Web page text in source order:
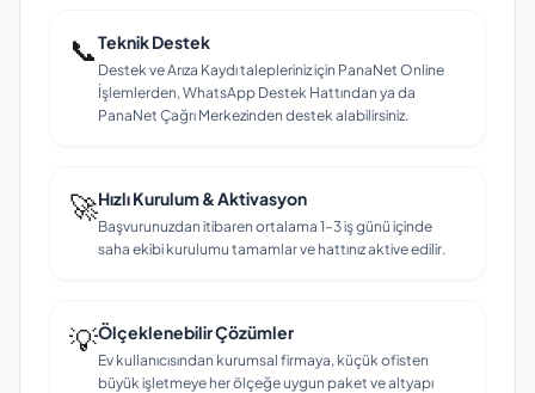
📞Teknik Destek
Destek ve Arıza Kaydı talepleriniz için PanaNet Online
İşlemlerden, WhatsApp Destek Hattından ya da
PanaNet Çağrı Merkezinden destek alabilirsiniz.
🚀Hızlı Kurulum & Aktivasyon
Başvurunuzdan itibaren ortalama 1–3 iş günü içinde
saha ekibi kurulumu tamamlar ve hattınız aktive edilir.
💡Ölçeklenebilir Çözümler
Ev kullanıcısından kurumsal firmaya, küçük ofisten
büyük işletmeye her ölçeğe uygun paket ve altyapı